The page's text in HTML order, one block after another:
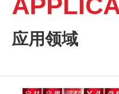
应用领域